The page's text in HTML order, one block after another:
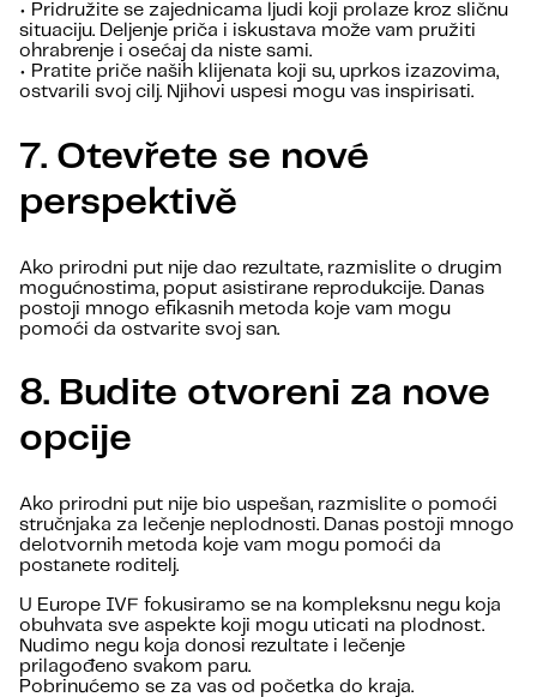
• Pridružite se zajednicama ljudi koji prolaze kroz sličnu
situaciju. Deljenje priča i iskustava može vam pružiti
ohrabrenje i osećaj da niste sami.
• Pratite priče naših klijenata koji su, uprkos izazovima,
ostvarili svoj cilj. Njihovi uspesi mogu vas inspirisati.
7. Otevřete se nové
perspektivě
Ako prirodni put nije dao rezultate, razmislite o drugim
mogućnostima, poput asistirane reprodukcije. Danas
postoji mnogo efikasnih metoda koje vam mogu
pomoći da ostvarite svoj san.
8. Budite otvoreni za nove
opcije
Ako prirodni put nije bio uspešan, razmislite o pomoći
stručnjaka za lečenje neplodnosti. Danas postoji mnogo
delotvornih metoda koje vam mogu pomoći da
postanete roditelj.
U Europe IVF fokusiramo se na kompleksnu negu koja
obuhvata sve aspekte koji mogu uticati na plodnost.
Nudimo negu koja donosi rezultate i lečenje
prilagođeno svakom paru.
Pobrinućemo se za vas od početka do kraja.